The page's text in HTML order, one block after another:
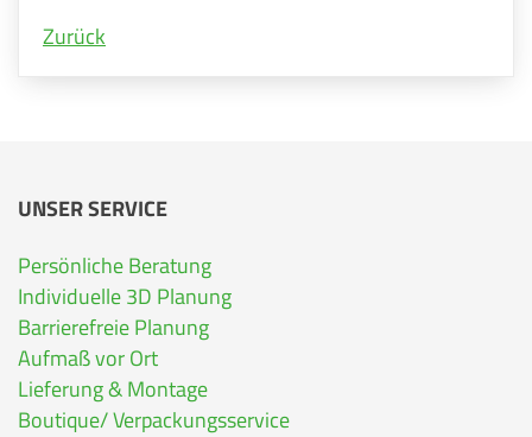
Zurück
UNSER SERVICE
Persönliche Beratung
Individuelle 3D Planung
Barrierefreie Planung
Aufmaß vor Ort
Lieferung & Montage
Boutique/ Verpackungsservice